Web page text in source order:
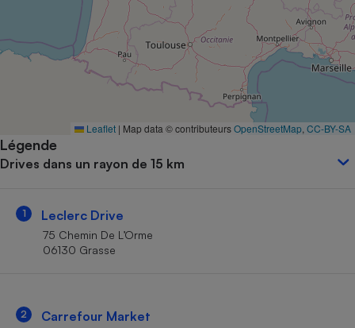
Leaflet | Map data © contributeursOpenStreetMap CC-BY-SA
Légende
Drives dans un rayon de 15 km
1 Leclerc Drive
75 Chemin De L’Orme
06130 Grasse
2 Carrefour Market
Complément
alimentaire
Assurance emprunteur
Petit électroménager -
Mutuelle